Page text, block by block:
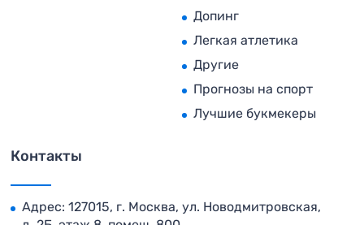
Допинг
Легкая атлетика
Другие
Прогнозы на спорт
Лучшие букмекеры
Контакты
Адрес: 127015, г. Москва, ул. Новодмитровская,